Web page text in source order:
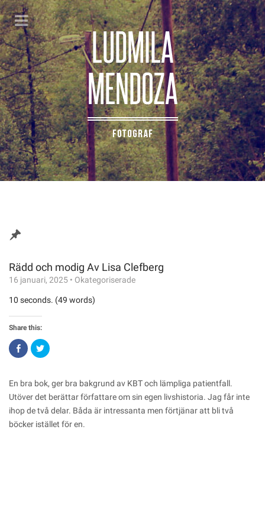
Rädd och modig Av Lisa Clefberg
16 januari, 2025 • Okategoriserade
10 seconds. (49 words)
Share this:
Click
to
share
(Opens
in
new
Click
to
(Opens
in
new
En bra bok, ger bra bakgrund av KBT och lämpliga patientfall.
Utöver det berättar författare om sin egen livshistoria. Jag får inte
ihop de två delar. Båda är intressanta men förtjänar att bli två
böcker istället för en.